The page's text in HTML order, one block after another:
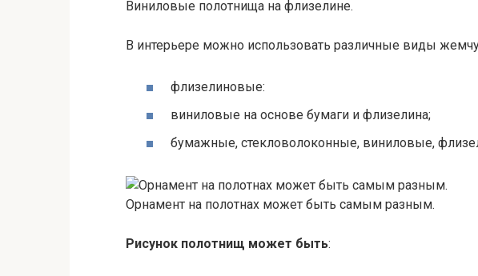
Виниловые полотнища на флизелине.
В интерьере можно использовать различные виды
флизелиновые:
виниловые на основе бумаги и флизелина;
бумажные, стекловолоконные, виниловые,
Орнамент на полотнах может быть самым разным.
Рисунок полотнищ может быть: